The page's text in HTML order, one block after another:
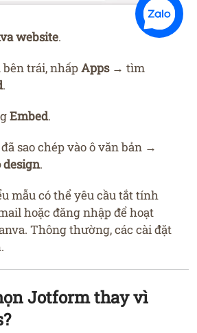
website.
trái, nhấpApps→ tìm
.
Embed.
sao chép vào ô văn bản →
design.
mẫu có thể yêu cầu tắt tính
hoặc đăng nhập để hoạt
Thông thường, các cài đặt
Jotformthay vì